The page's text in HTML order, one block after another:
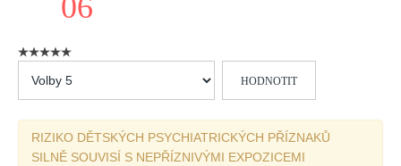
Vydání 3/ 2025
Vydání 2/ 2025
Vydání 1/ 2025
Vydání 3-4/ 2024
06
prosím
RIZIKO DĚTSKÝCH PSYCHIATRICKÝCH PŘÍZNAKŮ
SILNĚ SOUVISÍ S NEPŘÍZNIVÝMI EXPOZICEMI